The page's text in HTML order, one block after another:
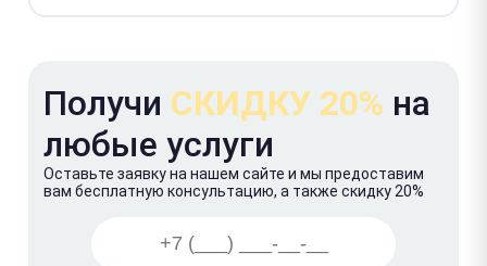
Получи СКИДКУ 20% на
любые услуги
Оставьте заявку на нашем сайте и мы предоставим
вам бесплатную консультацию, а также скидку 20%